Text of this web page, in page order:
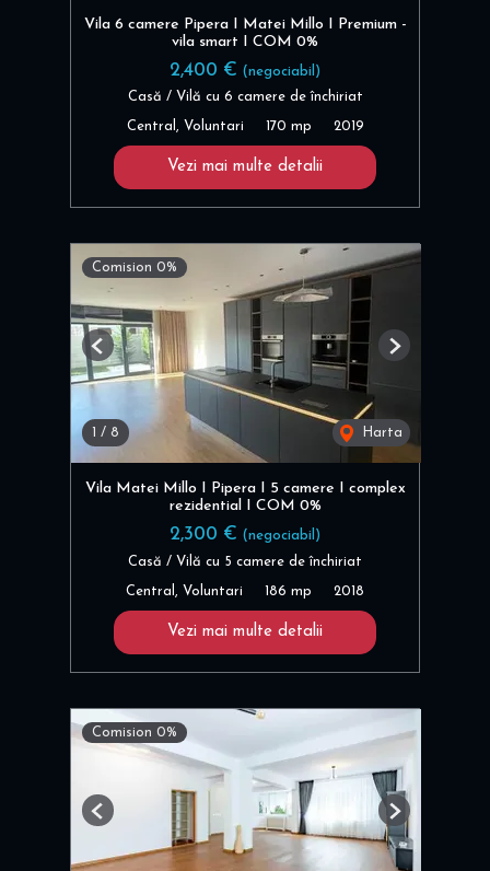
Vila 6 camere Pipera I Matei Millo I Premium -
vila smart I COM 0%
2,400 € (negociabil)
Casă / Vilă cu 6 camere de închiriat
Central, Voluntari 170 mp 2019
Vezi mai multe detalii
Comision 0%
/ 8 Harta
Previous Next
Vila Matei Millo I Pipera I 5 camere I complex
rezidential I COM 0%
2,300 € (negociabil)
Casă / Vilă cu 5 camere de închiriat
Central, Voluntari 186 mp 2018
Vezi mai multe detalii
Comision 0%
Previous Next